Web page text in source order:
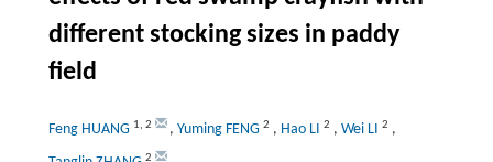
different stocking sizes in paddy
field
Feng HUANG 1, 2 , Yuming FENG 2 , Hao LI 2 , Wei LI 2 ,
2